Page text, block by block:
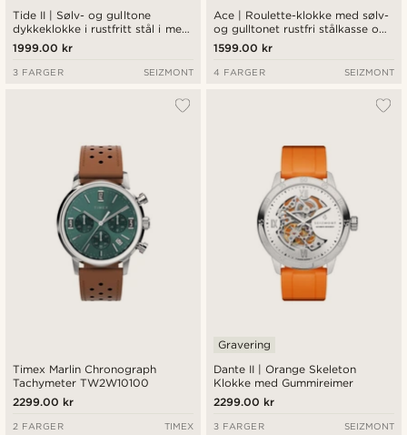
Tide II | Sølv- og gulltone
dykkeklokke i rustfritt stål i med
kvartsurverk, blå urskive og
datoforstørring
1999.00 kr
3 FARGER SEIZMONT
Ace | Roulette-klokke med sølv-
og gulltonet rustfri stålkasse og
kvartsurverk
1599.00 kr
4 FARGER SEIZMONT
Timex Marlin Chronograph
Tachymeter TW2W10100
2299.00 kr
2 FARGER TIMEX
Dante II | Orange Skeleton
Klokke med Gummireimer
Gravering
2299.00 kr
3 FARGER SEIZMONT